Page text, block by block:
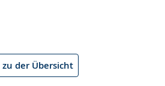
der Übersicht